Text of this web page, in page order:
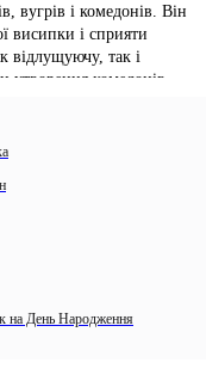
вугрів і комедонів. Він
висипки і сприяти
відлущуючу, так і
комедонів.
клітинного
та
12 років і старше.
Акуратно
на День Народження